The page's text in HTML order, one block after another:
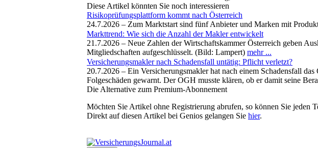
Diese Artikel könnten Sie noch interessieren
Risikoprüfungsplattform kommt nach Österreich
24.7.2026 – Zum Marktstart sind fünf Anbieter und Marken mit
Markttrend: Wie sich die Anzahl der Makler entwickelt
21.7.2026 – Neue Zahlen der Wirtschaftskammer Österreich geben
Mitgliedschaften aufgeschlüsselt. (Bild: Lampert) mehr ...
Versicherungsmakler nach Schadensfall untätig: Pflicht verletzt?
20.7.2026 – Ein Versicherungsmakler hat nach einem Schadensfall
Folgeschäden gewarnt. Der OGH musste klären, ob er damit seine
Die Alternative zum Premium-Abonnement
Möchten Sie Artikel ohne Registrierung abrufen, so können Sie jeden
Direkt auf diesen Artikel bei Genios gelangen Sie hier.